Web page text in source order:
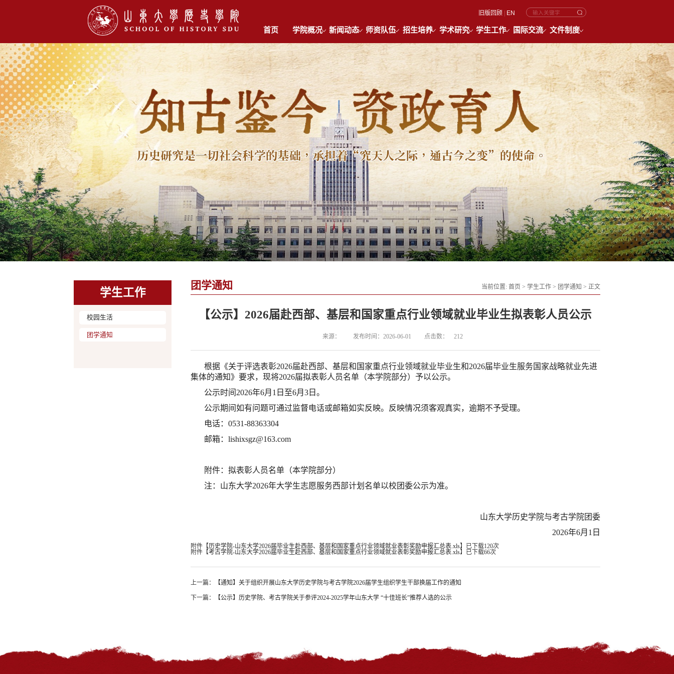
旧版回顾 | EN
首页 学院概况 新闻动态 师资队伍 招生培养 学术研究 学生工作 国际交流 文件制度
学生工作
校园生活
团学通知
当前位置: 首页 > 学生工作 > 团学通知 > 正文
团学通知
【公示】2026届赴西部、基层和国家重点行业领域就业毕业生拟表彰人员公示
来源： 发布时间：2026-06-01 点击数： 212
根据《关于评选表彰2026届赴西部、基层和国家重点行业领域就业毕业生和2026届毕业生服务国家战略就业先进
集体的通知》要求，现将2026届拟表彰人员名单（本学院部分）予以公示。
公示时间2026年6月1日至6月3日。
公示期间如有问题可通过监督电话或邮箱如实反映。反映情况须客观真实，逾期不予受理。
电话：0531-88363304
邮箱：lishixsgz@163.com
附件：拟表彰人员名单（本学院部分）
注：山东大学2026年大学生志愿服务西部计划名单以校团委公示为准。
山东大学历史学院与考古学院团委
2026年6月1日
附件【历史学院-山东大学2026届毕业生赴西部、基层和国家重点行业领域就业表彰奖励申报汇总表.xls】已下载120次
附件【考古学院-山东大学2026届毕业生赴西部、基层和国家重点行业领域就业表彰奖励申报汇总表.xls】已下载66次
上一篇： 【通知】关于组织开展山东大学历史学院与考古学院2026届学生组织学生干部换届工作的通知
下一篇： 【公示】历史学院、考古学院关于参评2024-2025学年山东大学 “十佳班长”推荐人选的公示